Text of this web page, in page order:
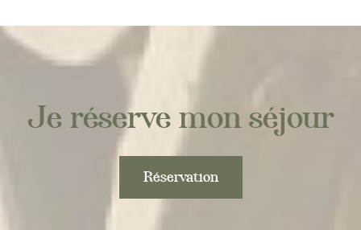
Je réserve mon séjour
Réservation